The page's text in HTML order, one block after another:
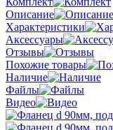
Описание
Характеристики
Аксессуары
Отзывы
Похожие товары
Наличие
Файлы
Видео